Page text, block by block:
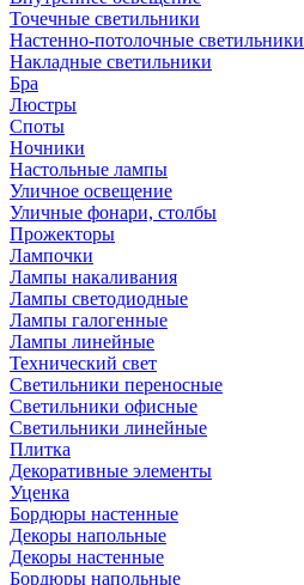
Точечные светильники
Настенно-потолочные светильники
Накладные светильники
Бра
Люстры
Споты
Ночники
Настольные лампы
Уличное освещение
Уличные фонари, столбы
Прожекторы
Лампочки
Лампы накаливания
Лампы светодиодные
Лампы галогенные
Лампы линейные
Технический свет
Светильники переносные
Светильники офисные
Светильники линейные
Плитка
Декоративные элементы
Уценка
Бордюры настенные
Декоры напольные
Декоры настенные
Бордюры напольные